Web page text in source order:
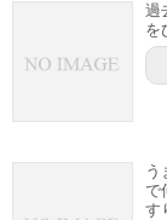
過
を
う
で
す